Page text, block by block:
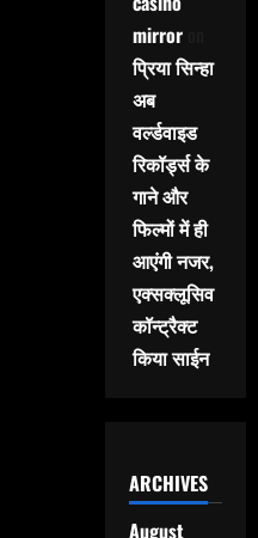
mirroron
प्रिया सिन्हा
अब
वर्ल्डवाइड
रिकॉर्ड्स के
गाने और
फिल्मों में ही
आएंगी नजर,
एक्सक्लूसिव
कॉन्ट्रैक्ट
किया साईन
ARCHIVES
August